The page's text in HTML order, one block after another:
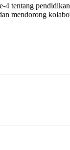
4 tentang
mendorong